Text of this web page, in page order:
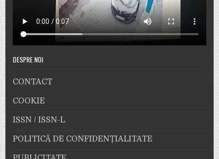
DESPRE NOI
CONTACT
COOKIE
ISSN / ISSN-L
POLITICĂ DE CONFIDENȚIALITATE